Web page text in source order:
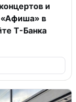
и
«Афиша» в
Т-Банка